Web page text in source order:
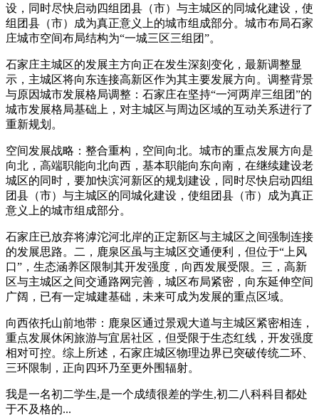
设，同时尽快启动四组团县（市）与主城区的同城化建设，使
组团县（市）成为真正意义上的城市组成部分。城市布局石家
庄城市空间布局结构为“一城三区三组团”。
石家庄主城区的发展主方向正在发生深刻变化，最新调整显
示，主城区将向东连接高新区作为其主要发展方向。调整背景
与原因城市发展格局调整：石家庄在坚持“一河两岸三组团”的
城市发展格局基础上，对主城区与周边区域的互动关系进行了
重新规划。
空间发展战略：整合重构，空间向北。城市的重点发展方向是
向北，高端职能向北向西，基本职能向东向南，在继续建设老
城区的同时，要加快滨河新区的规划建设，同时尽快启动四组
团县（市）与主城区的同城化建设，使组团县（市）成为真正
意义上的城市组成部分。
石家庄已放弃将滹沱河北岸的正定新区与主城区之间强制连接
的发展思路。二，鹿泉区虽与主城区交通便利，但位于“上风
口”，生态涵养区限制其开发强度，向西发展受限。三，高新
区与主城区之间交通路网完善，城区布局紧密，向东延伸空间
广阔，已有一定城建基础，未来可成为发展的重点区域。
向西依托山前地带：鹿泉区通过景观大道与主城区紧密相连，
重点发展休闲旅游与宜居社区，但受限于生态红线，开发强度
相对可控。综上所述，石家庄城区物理边界已突破传统二环、
三环限制，正向四环乃至更外围辐射。
我是一名初二学生,是一个成绩很差的学生,初二八科科目都处
于不及格的...